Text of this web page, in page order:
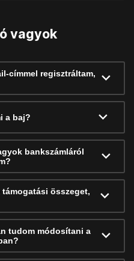
vagyok
címmel regisztráltam,
a baj?
bankszámláról
összeget,
tudom módosítani a